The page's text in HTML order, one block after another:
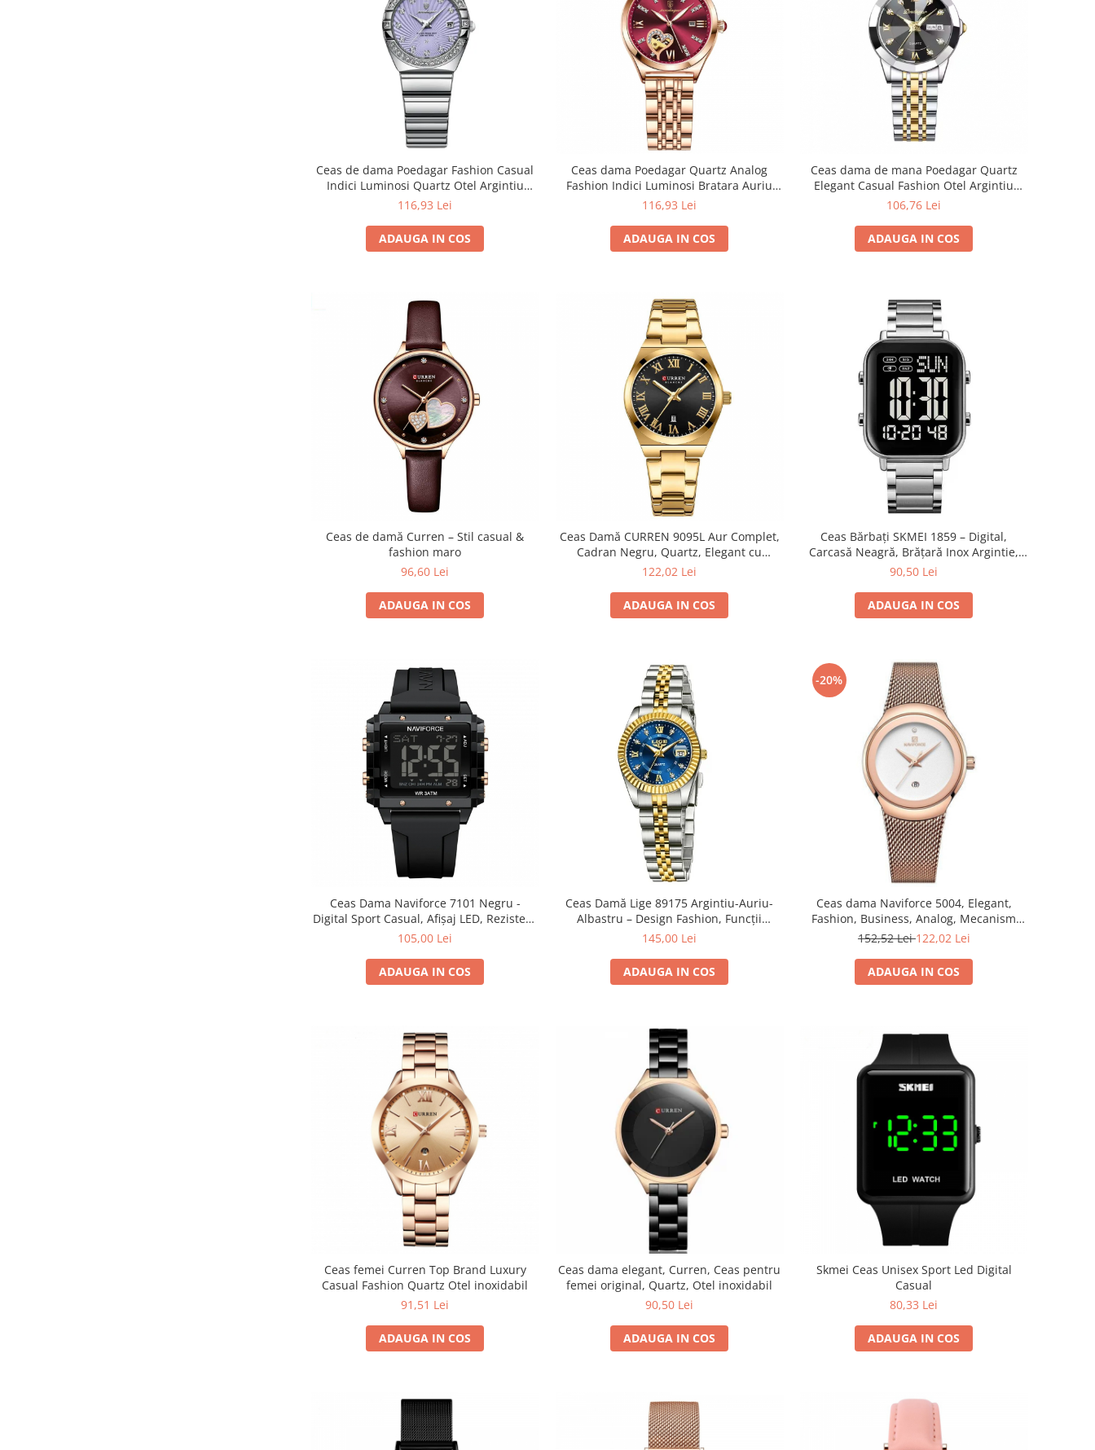
Ceas de dama Poedagar Fashion Casual
Indici Luminosi Quartz Otel Argintiu
Violet
116,93 Lei
ADAUGA IN COS
Ceas dama Poedagar Quartz Analog
Fashion Indici Luminosi Bratara Auriu
Visiniu
116,93 Lei
ADAUGA IN COS
Ceas dama de mana Poedagar Quartz
Elegant Casual Fashion Otel Argintiu
Auriu Negru
106,76 Lei
ADAUGA IN COS
Ceas de damă Curren – Stil casual &
fashion maro
96,60 Lei
ADAUGA IN COS
Ceas Damă CURREN 9095L Aur Complet,
Cadran Negru, Quartz, Elegant cu
Calendar, Brățară Metalică, Rezistent la
122,02 Lei
ADAUGA IN COS
Ceas Bărbați SKMEI 1859 – Digital,
Carcasă Neagră, Brățară Inox Argintie,
LED, Cronometru, Waterproof
90,50 Lei
ADAUGA IN COS
Ceas Dama Naviforce 7101 Negru -
Digital Sport Casual, Afișaj LED, Rezistent
la Apă 3ATM
105,00 Lei
ADAUGA IN COS
Ceas Damă Lige 89175 Argintiu-Auriu-
Albastru – Design Fashion, Funcții
Multiple, Afișaj Luminos, Rezistent la Apă
145,00 Lei
ADAUGA IN COS
-20%
Ceas dama Naviforce 5004, Elegant,
Fashion, Business, Analog, Mecanism
Quartz
152,52 Lei122,02 Lei
ADAUGA IN COS
Ceas femei Curren Top Brand Luxury
Casual Fashion Quartz Otel inoxidabil
91,51 Lei
ADAUGA IN COS
Ceas dama elegant, Curren, Ceas pentru
femei original, Quartz, Otel inoxidabil
90,50 Lei
ADAUGA IN COS
Skmei Ceas Unisex Sport Led Digital
Casual
80,33 Lei
ADAUGA IN COS